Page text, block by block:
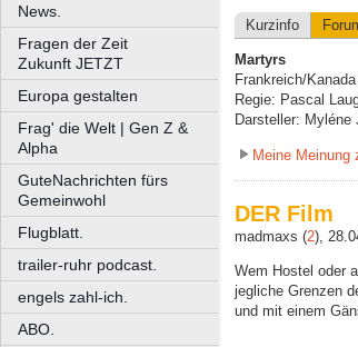
News.
Fragen der Zeit
Zukunft JETZT
Europa gestalten
Frag' die Welt | Gen Z &
Alpha
GuteNachrichten fürs
Gemeinwohl
Flugblatt.
trailer-ruhr podcast.
engels zahl-ich.
ABO.
Kurzinfo
Martyrs
Frankreich/
Regie: Pascal
Darsteller:
Meine Meinung
DER Film
madmaxs (2),
Wem Hostel oder
jegliche Grenzen
und mit einem